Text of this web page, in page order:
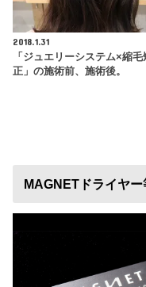
2018.1.31
「ジュエリーシステム×縮毛
正」の施術前、施術後。
MAGNETドライヤ